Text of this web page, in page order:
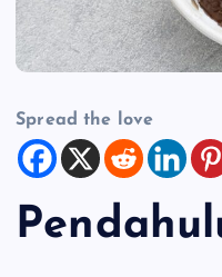
Spread the love